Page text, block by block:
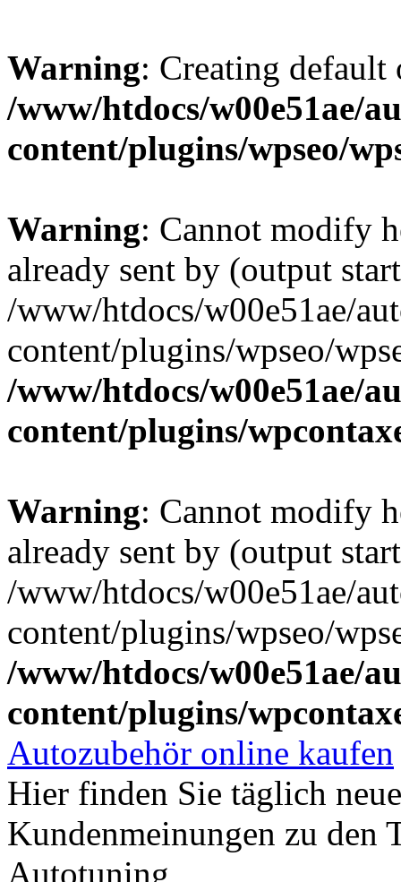
Warning: Creating
/www/htdocs/w00e51ae/
content/plugins/wpseo/
Warning: Cannot modify
already sent by (output
/www/htdocs/w00e51ae/
content/plugins/wpseo/
/www/htdocs/w00e51ae/
content/plugins/
Warning: Cannot modify
already sent by (output
/www/htdocs/w00e51ae/
content/plugins/wpseo/
/www/htdocs/w00e51ae/
content/plugins/
Autozubehör online kaufen
Hier finden Sie täglich
Kundenmeinungen zu den
Autotuning